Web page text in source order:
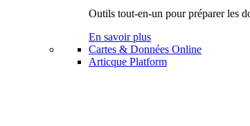
Outils tout-en-un pour préparer les
En savoir plus
Cartes & Données Online
Articque Platform